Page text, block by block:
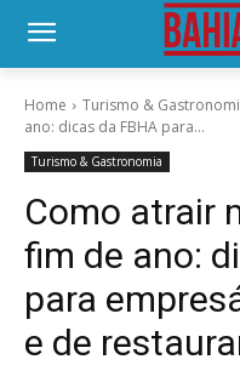
Home Turismo &
ano: dicas da FBHA para...
Turismo & Gastronomia
Como atrair
fim de ano:
para
e de